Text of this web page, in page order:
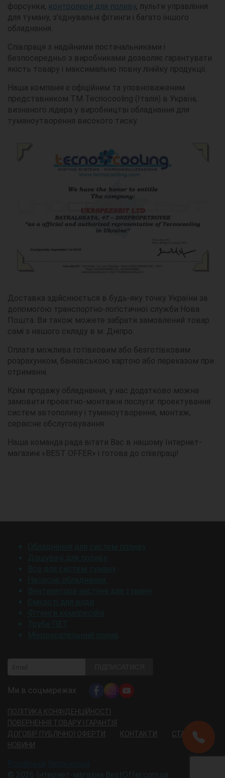
форсунки, контролери для поливу, пульти управління
для туману, з’єднувальні фітинги і багато іншого
обладнання.
Співпраця з надійними постачальниками і
безпосередньо з виробниками дозволяє гарантувати
якість товару і максимально повну лінійку продукції.
Наша компанія є офіційним та уповноваженим
представником TM Tecnocooling (Італія) в Україні,
визнаного лідера у виробництві обладнання для
туманоутворення високого тиску.
Доставка здійснюється в будь-яку точку України за
допомогою транспортно-логістичної служби Нова
Пошта. Ви також можете забрати замовлений товар
самі з нашого складу в м. Дніпро.
Оплата можлива готівковим або безготівковим
розрахунком, банківською картою або переказом при
отриманні.
Крім продажу обладнання, у нас додатково можна
замовити проектно-монтажні послуги: проектування
систем автополиву і туманоутворення, монтаж,
сервісне обслуговування.
Наша команда рада вітати Вас в нашому Інтернет-
магазині «BEST OFFER» і готова до співпраці!
Ми в соцмережах
ПОЛІТИКА КОНФІДЕНЦІЙНОСТІ
ПОВЕРНЕННЯ ТОВАРУ І ГАРАНТІЯ
ДОГОВІР ПУБЛІЧНОЇ ОФЕРТИ
КОНТАКТИ
СТАТТІ
НОВИНИ